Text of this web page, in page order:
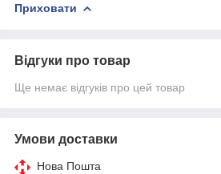
Приховати
Відгуки про товар
Ще немає відгуків про цей товар
Умови доставки
Нова Пошта